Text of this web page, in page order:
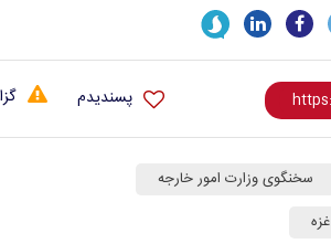
پسندیدم
سخنگوی وزارت امور خارجه
غزه